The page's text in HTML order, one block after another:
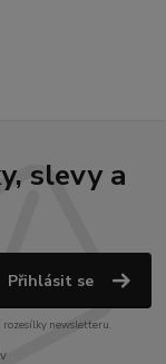
slevy a
Přihlásit se
rozesílky newsletteru.